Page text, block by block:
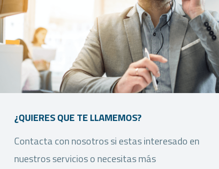
¿QUIERES QUE TE LLAMEMOS?
Contacta con nosotros si estas interesado en
nuestros servicios o necesitas más